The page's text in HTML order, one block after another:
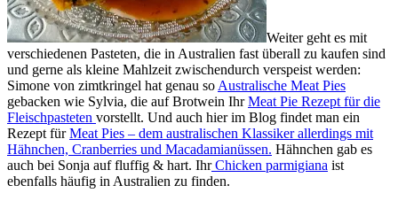
Weiter geht es mit
verschiedenen Pasteten, die in Australien fast überall zu kaufen sind
und gerne als kleine Mahlzeit zwischendurch verspeist werden:
Simone von zimtkringel hat genau so Australische Meat Pies
gebacken wie Sylvia, die auf Brotwein IhrMeat Pie Rezept für die
Fleischpasteten vorstellt. Und auch hier im Blog findet man ein
Rezept fürMeat Pies – dem australischen Klassiker allerdings mit
Hähnchen, Cranberries und Macadamianüssen. Hähnchen gab es
auch bei Sonja auf fluffig & hart. IhrChicken parmigiana ist
ebenfalls häufig in Australien zu finden.